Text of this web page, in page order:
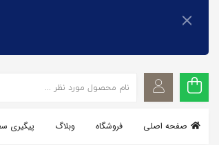
اشتراک گذاری
با استفاده از روش‌های زیر می‌توانید این صفحه را با
به اشتراک بگذارید.
صفحه اصلی
فروشگاه وبلاگ پیگیری
اشتراک گذاری
با استفاده از روش‌های زیر می‌توانید این صفحه را با
اشتراک بگذارید.